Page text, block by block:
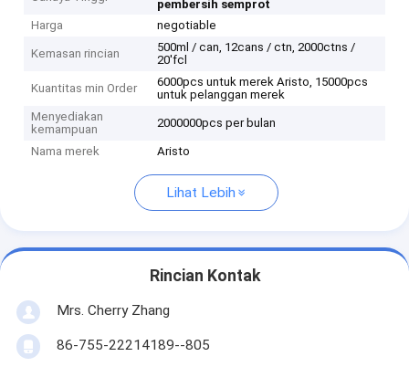
pembersih semprot
Harga
negotiable
Kemasan rincian
500ml / can, 12cans / ctn, 2000ctns /
20'fcl
Kuantitas min Order
6000pcs untuk merek Aristo, 15000pcs
untuk pelanggan merek
Menyediakan
kemampuan
2000000pcs per bulan
Nama merek Aristo
Lihat Lebih
Rincian Kontak
Mrs. Cherry Zhang
86-755-22214189--805